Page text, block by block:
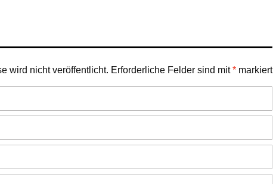
wird nicht veröffentlicht. Erforderliche Felder sind mit* markiert